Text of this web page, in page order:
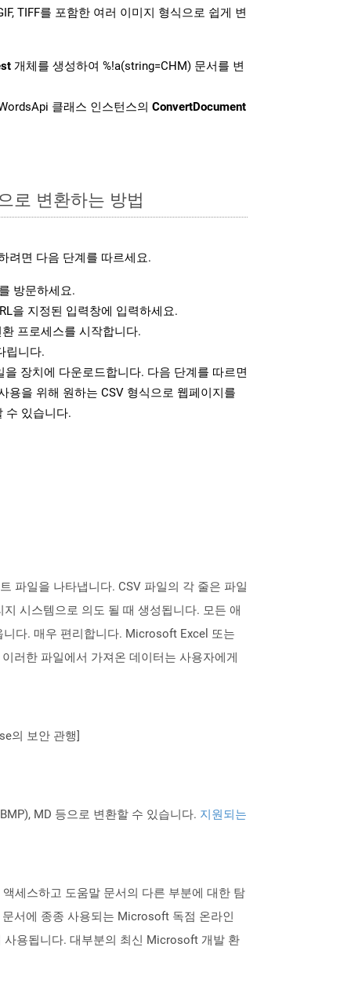
TIFF를 포함한 여러 이미지 형식으로 쉽게 변
개체를 생성하여 %!a(string=CHM) 문서를 변
클래스 인스턴스의 ConvertDocument
로 변환하는 방법
려면 다음 단계를 따르세요.
방문하세요.
을 지정된 입력창에 입력하세요.
프로세스를 시작합니다.
립니다.
을 장치에 다운로드합니다. 다음 단계를 따르면
용을 위해 원하는 CSV 형식으로 웹페이지를
수 있습니다.
파일을 나타냅니다. CSV 파일의 각 줄은 파일
시스템으로 의도 될 때 생성됩니다. 모든 애
다. 매우 편리합니다. Microsoft Excel 또는
러한 파일에서 가져온 데이터는 사용자에게
의 보안 관행]
MD 등으로 변환할 수 있습니다. 지원되는
세스하고 도움말 문서의 다른 부분에 대한 탐
서에 종종 사용되는 Microsoft 독점 온라인
사용됩니다. 대부분의 최신 Microsoft 개발 환